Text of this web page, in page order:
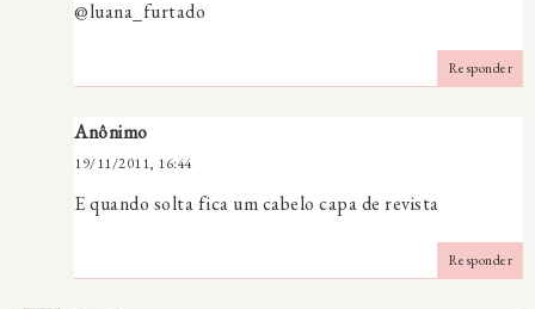
@luana_furtado
Responder
Anônimo
19/11/2011, 16:44
E quando solta fica um cabelo capa de revista
Responder